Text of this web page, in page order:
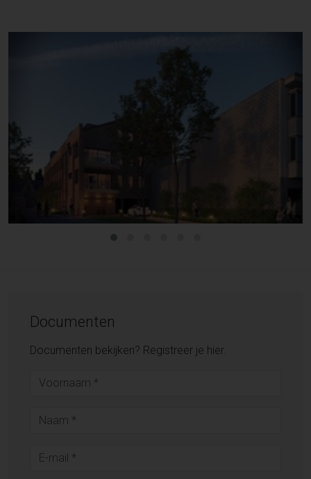
Documenten
Documenten bekijken? Registreer je hier.